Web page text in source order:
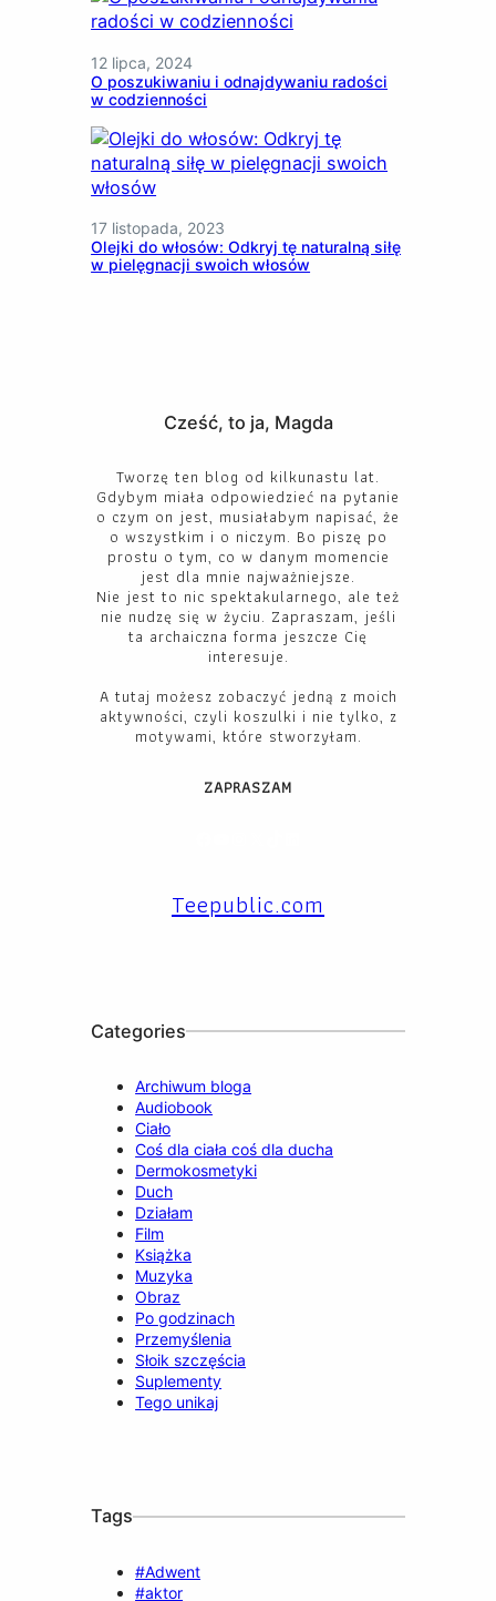
12 lipca, 2024
O poszukiwaniu i odnajdywaniu radości
w codzienności
17 listopada, 2023
Olejki do włosów: Odkryj tę naturalną siłę
w pielęgnacji swoich włosów
Cześć, to ja, Magda
Tworzę ten blog od kilkunastu lat.
Gdybym miała odpowiedzieć na pytanie
o czym on jest, musiałabym napisać, że
o wszystkim i o niczym. Bo piszę po
prostu o tym, co w danym momencie
jest dla mnie najważniejsze.
Nie jest to nic spektakularnego, ale też
nie nudzę się w życiu. Zapraszam, jeśli
ta archaiczna forma jeszcze Cię
interesuje.
A tutaj możesz zobaczyć jedną z moich
aktywności, czyli koszulki i nie tylko, z
motywami, które stworzyłam.
ZAPRASZAM
Teepublic.com
Categories
Archiwum bloga
Audiobook
Ciało
Coś dla ciała coś dla ducha
Dermokosmetyki
Duch
Działam
Film
Książka
Muzyka
Obraz
Po godzinach
Przemyślenia
Słoik szczęścia
Suplementy
Tego unikaj
Tags
#Adwent
#aktor